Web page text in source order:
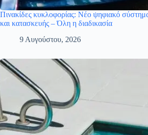
Πινακίδες κυκλοφορίας: Νέο ψηφιακό
και κατασκευής – Όλη η διαδικασία
9 Αυγούστου, 2026